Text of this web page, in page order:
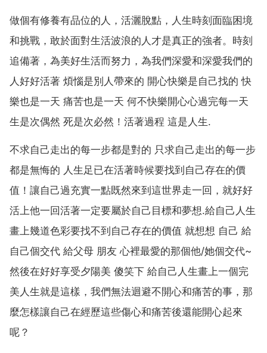
做個有修養有品位的人，活灑脫點，人生時刻面臨困境
和挑戰，敢於面對生活波浪的人才是真正的強者。時刻
追備著，為美好生活而努力，為我們深愛和深愛我們的
人好好活著 煩惱是別人帶來的 開心快樂是自己找的 快
樂也是一天 痛苦也是一天 何不快樂開心心過完每一天
生是次偶然 死是次必然！活著過程 這是人生.
不求自己走出的每一步都是對的 只求自己走出的每一步
都是無悔的 人生足已在活著時候要找到自己存在的價
值！讓自己過充實一點既然來到這世界走一回，就好好
活上他一回活著一定要屬於自己目標和夢想.給自己人生
畫上幾道色彩要找不到自己存在的價值 就想想 自己 給
自己個交代 給父母 朋友 心裡最愛的那個他/她個交代~
然後在好好享受夕陽美 傻笑下 給自己人生畫上一個完
美人生就是這樣，我們無法迴避不開心和痛苦的事，那
麼怎樣讓自己在經歷這些傷心和痛苦後還能開心起來
呢？